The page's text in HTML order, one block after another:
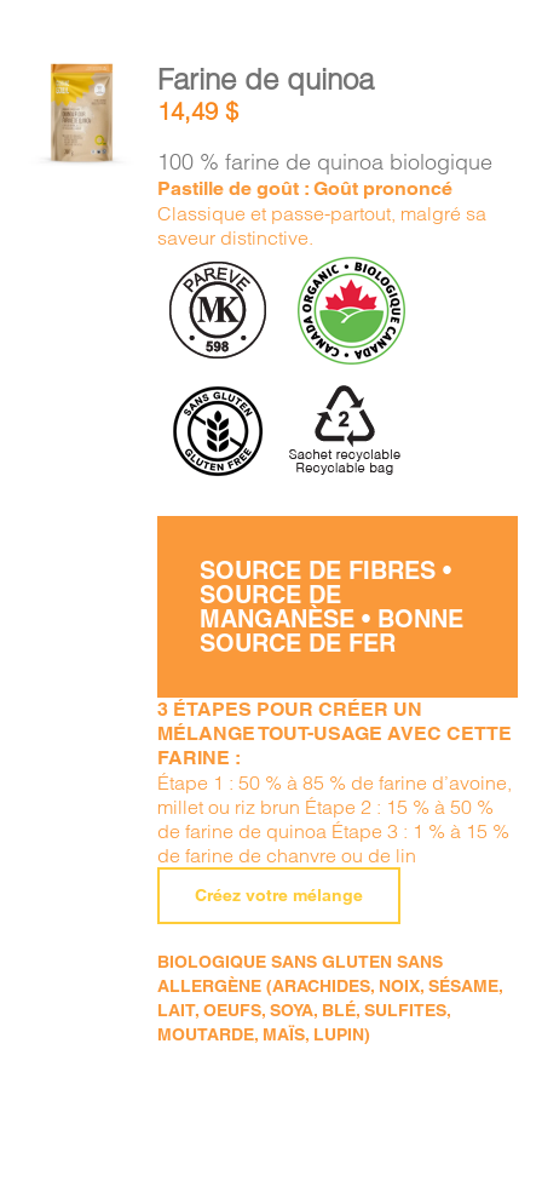
AJOUTER
AU
PANIER
DÉTAILS
Farine de quinoa
14,49$
100 % farine de quinoa biologique
Pastille de goût : Goût prononcé
Classique et passe-partout, malgré sa
saveur distinctive.
SOURCE DE FIBRES •
SOURCE DE
MANGANÈSE • BONNE
SOURCE DE FER
3 ÉTAPES POUR CRÉER UN
MÉLANGE TOUT-USAGE AVEC CETTE
FARINE :
Étape 1 : 50 % à 85 % de farine d’avoine,
millet ou riz brun Étape 2 : 15 % à 50 %
de farine de quinoa Étape 3 : 1 % à 15 %
de farine de chanvre ou de lin
Créez votre mélange
BIOLOGIQUE SANS GLUTEN SANS
ALLERGÈNE (ARACHIDES, NOIX, SÉSAME,
LAIT, OEUFS, SOYA, BLÉ, SULFITES,
MOUTARDE, MAÏS, LUPIN)